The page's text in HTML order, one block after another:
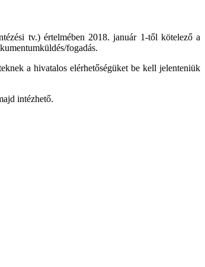
tv.) értelmében 2018. január 1-től kötelező a
fogadás.
a hivatalos elérhetőségüket be kell jelenteniük
intézhető.